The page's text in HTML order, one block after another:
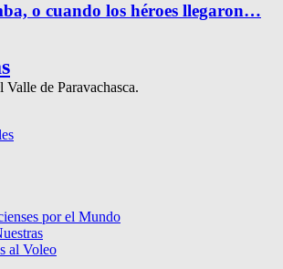
o cuando los héroes llegaron…
Valle de Paravachasca.
por el Mundo
al Voleo